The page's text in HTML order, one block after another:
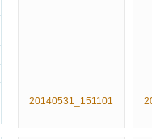
20140531_151101